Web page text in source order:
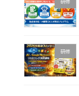
研修
研修